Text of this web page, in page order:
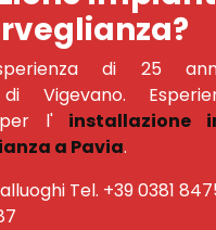
di 25
di Vigevano.
per l' installazione
a Pavia.
Tel. +39 0381